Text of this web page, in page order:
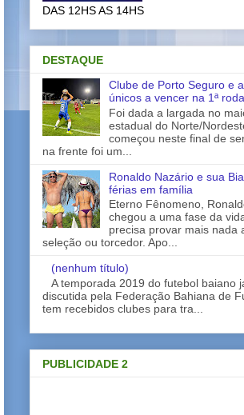
DAS 12HS AS 14HS
DESTAQUE
Clube de Porto Seguro e
únicos a vencer na 1ª
Foi dada a largada no
estadual do Norte/
começou neste final de
na frente foi um...
Ronaldo Nazário e sua
férias em família
Eterno Fênomeno,
chegou a uma fase da
precisa provar mais nada
seleção ou torcedor. Apo...
(nenhum título)
A temporada 2019 do futebol baiano
discutida pela Federação Bahiana de
tem recebidos clubes para tra...
PUBLICIDADE 2